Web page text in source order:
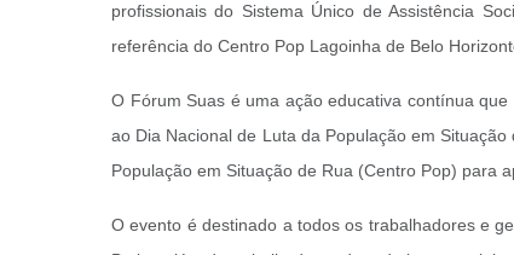
profissionais do Sistema Único de Assistência
referência do Centro Pop Lagoinha de Belo
O Fórum Suas é uma ação educativa contínua
ao Dia Nacional de Luta da População em
População em Situação de Rua (Centro Pop) para
O evento é destinado a todos os trabalhadores e